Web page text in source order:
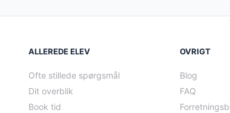
ALLEREDE ELEV
Ofte stillede spørgsmål
Dit overblik
Book tid
OVRIGT
Blog
FAQ